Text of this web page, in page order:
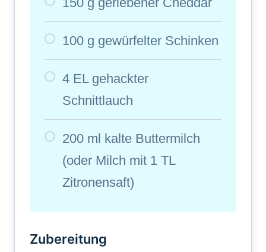
100 g gewürfelter Schinken
4 EL gehackter
Schnittlauch
200 ml kalte Buttermilch
(oder Milch mit 1 TL
Zitronensaft)
Zubereitung